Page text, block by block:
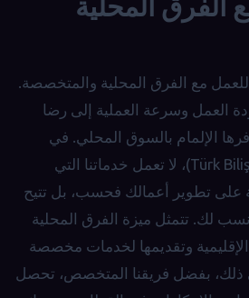
الفرق المحلية
للعمل مع الفرق المحلية والمتخصصة.
العمل وسرعة العملية إلى رضا
الإلمام بالسوق المحلي. في
شركة ترك بيليشيم (Türk Bilişim)، لا تعمل خدماتنا التي
على تطوير أعمالك فحسب، بل تتيح
لك. تتمثل ميزة الفرق المحلية
الإقليمية وتقديمها لخدمات مخصصة
ذلك، بفضل فريقنا المتخصص، تحصل